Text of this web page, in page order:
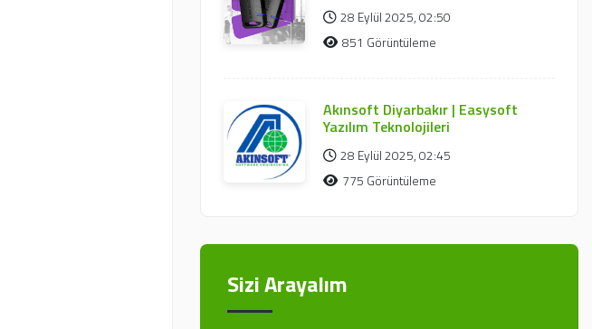
28 Eylül 2025, 02:50
851 Görüntüleme
Akınsoft Diyarbakır | Easysoft
Yazılım Teknolojileri
28 Eylül 2025, 02:45
775 Görüntüleme
Sizi Arayalım